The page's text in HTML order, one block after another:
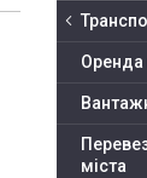
Оренда
міста